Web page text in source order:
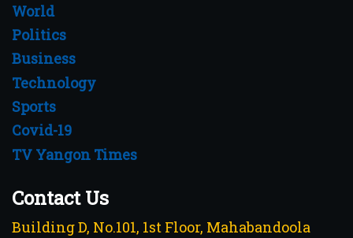
World
Politics
Business
Technology
Sports
Covid-19
TV Yangon Times
Contact Us
Building D, No.101, 1st Floor, Mahabandoola